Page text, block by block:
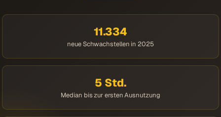
11.334
neue Schwachstellen in 2025
5 Std.
Median bis zur ersten Ausnutzung